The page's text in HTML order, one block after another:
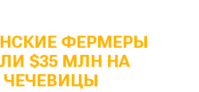
ФЕРМЕРЫ
$35 МЛН НА
ЧЕЧЕВИЦЫ